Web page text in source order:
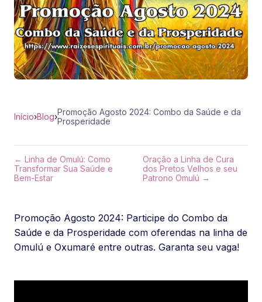
Início›Blog›Promoção Agosto 2024: Combo da Saúde e da
Prosperidade
← Linha de Omulú: Como
Transformar Sua Saúde e
Bem-Estar
Oração a Linha de Cura
dos Pretos Velhos e seu
Patrono Omulú →
Promoção Agosto 2024: Participe do Combo da
Saúde e da Prosperidade com oferendas na linha de
Omulú e Oxumaré entre outras. Garanta seu vaga!